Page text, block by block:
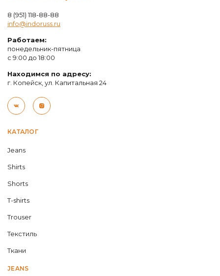
КАТАЛОГ
Jeans
Shirts
Shorts
T-shirts
Trouser
Текстиль
Ткани
JEANS
8 (951) 118-88-88
info@indoruss.ru
Работаем:
понедельник-пятница
с 9:00 до 18:00
Находимся по адресу:
г. Копейск, ул. Капитальная 24